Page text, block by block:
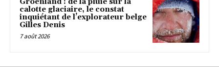
calotte glaciaire, le constat
inquiétant de l’explorateur belge
Gilles Denis
7 août 2026